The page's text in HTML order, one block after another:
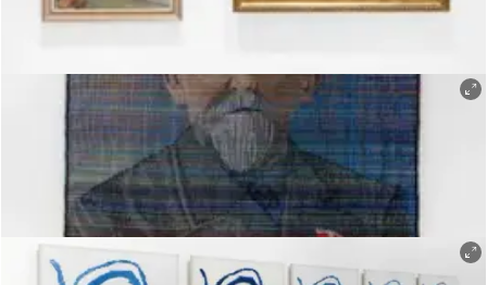
Øystein Thorvaldsen
Øystein Thorvaldsen